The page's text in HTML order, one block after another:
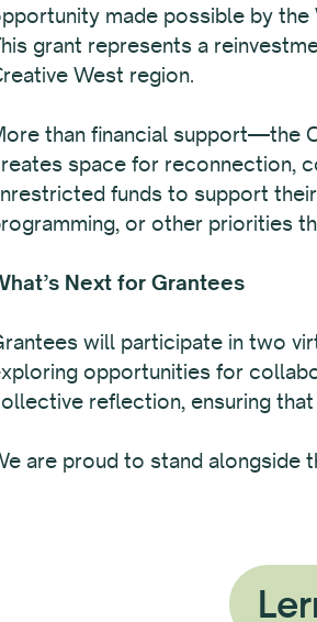
made possible by the
grant represents a
West region.
than financial support—the
space for reconnection,
funds to support
or other priorities
Next for Grantees
will participate in two
opportunities for
reflection, ensuring
are proud to stand alongside